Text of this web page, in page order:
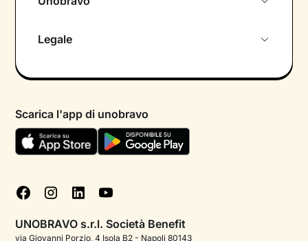
Psicologo in chat
Aiuto urgente
FAQ
Podcast di psicologia
Legale
Termini e condizioni
Informativa Privacy
Cookie policy
Gestisci cookie
Scarica l'app di unobravo
UNOBRAVO s.r.l. Società Benefit
via Giovanni Porzio, 4 Isola B2 - Napoli 80143